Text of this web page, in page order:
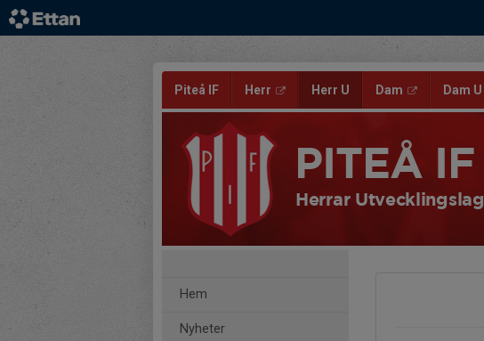
Piteå IF Herr Herr U Dam Dam U
PITEÅ IF
Herrar Utvecklingslag
Hem
Nyheter